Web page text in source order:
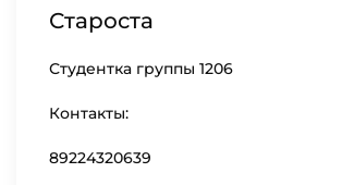
Староста
Студентка группы 1206
Контакты:
89224320639